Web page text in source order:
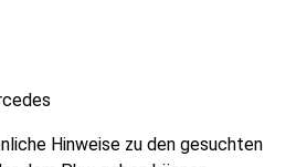
Hinweise zu den gesuchten